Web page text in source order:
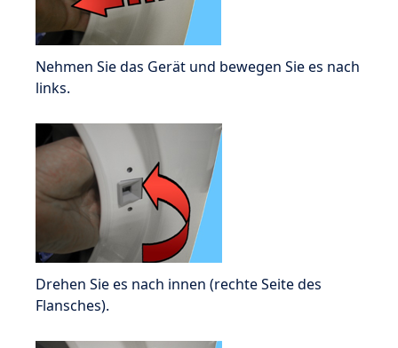
Nehmen Sie das Gerät und bewegen Sie es nach
links.
Drehen Sie es nach innen (rechte Seite des
Flansches).